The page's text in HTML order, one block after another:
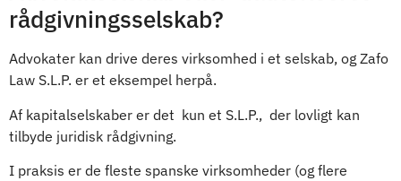
rådgivningsselskab?
Advokater kan drive deres virksomhed i et selskab, og Zafo
Law S.L.P. er et eksempel herpå.
Af kapitalselskaber er det kun et S.L.P., der lovligt kan
tilbyde juridisk rådgivning.
I praksis er de fleste spanske virksomheder (og flere